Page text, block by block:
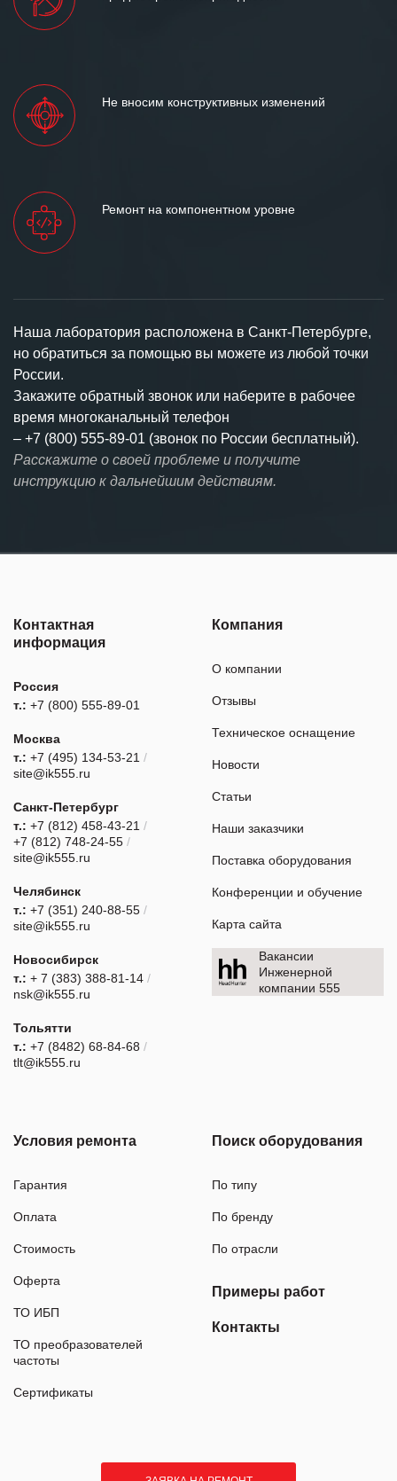
Не вносим конструктивных изменений
Ремонт на компонентном уровне
Наша лаборатория расположена в Санкт-Петербурге,
но обратиться за помощью вы можете из любой точки
России.
Закажите обратный звонок или наберите в рабочее
время многоканальный телефон
– +7 (800) 555-89-01 (звонок по России бесплатный).
Расскажите о своей проблеме и получите
инструкцию к дальнейшим действиям.
Контактная
информация
Россия
т.: +7 (800) 555-89-01
Москва
т.: +7 (495) 134-53-21 /
site@ik555.ru
Санкт-Петербург
т.: +7 (812) 458-43-21 /
+7 (812) 748-24-55 /
site@ik555.ru
Челябинск
т.: +7 (351) 240-88-55 /
site@ik555.ru
Новосибирск
т.: + 7 (383) 388-81-14 /
nsk@ik555.ru
Тольятти
т.: +7 (8482) 68-84-68 /
tlt@ik555.ru
Компания
О компании
Отзывы
Техническое оснащение
Новости
Статьи
Наши заказчики
Поставка оборудования
Конференции и обучение
Карта сайта
Вакансии
Инженерной
компании 555
Условия ремонта
Гарантия
Оплата
Стоимость
Оферта
ТО ИБП
ТО преобразователей
частоты
Сертификаты
Поиск оборудования
По типу
По бренду
По отрасли
Примеры работ
Контакты